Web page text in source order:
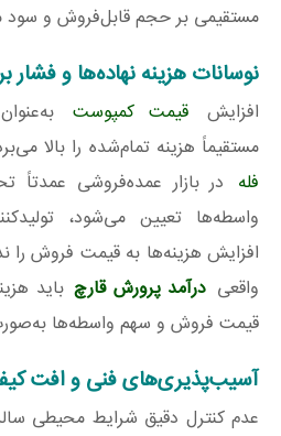
مستقیمی بر حجم قابل‌فروش و سود
نوسانات هزینه نهاده‌ها و فشار
افزایش قیمت کمپوست
مستقیماً هزینه تمام‌شده را بالا
فله در بازار عمده‌فروشی عمدتاً
واسطه‌ها تعیین می‌شود،
افزایش هزینه‌ها به قیمت فروش را
واقعی درآمد پرورش قارچ باید
قیمت فروش و سهم واسطه‌ها
آسیب‌پذیری‌های فنی و افت
عدم کنترل دقیق شرایط محیطی